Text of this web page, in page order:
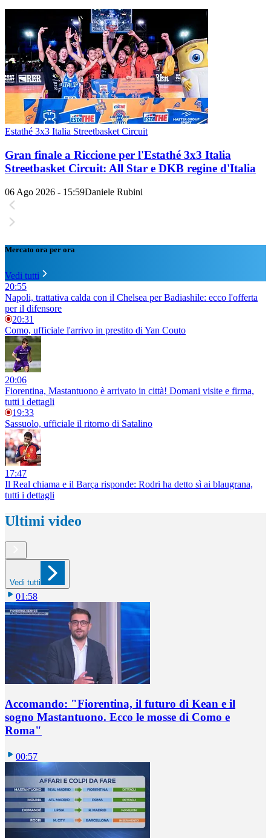
Estathé 3x3 Italia Streetbasket Circuit
Gran finale a Riccione per l'Estathé 3x3 Italia
Streetbasket Circuit: All Star e DKB regine d'Italia
06 Ago 2026 - 15:59Daniele Rubini
Mercato ora per ora
Vedi tutti
20:55
Napoli, trattativa calda con il Chelsea per Badiashile: ecco l'offerta
per il difensore
20:31
Como, ufficiale l'arrivo in prestito di Yan Couto
20:06
Fiorentina, Mastantuono è arrivato in città! Domani visite e firma,
tutti i dettagli
19:33
Sassuolo, ufficiale il ritorno di Satalino
17:47
Il Real chiama e il Barça risponde: Rodri ha detto sì ai blaugrana,
tutti i dettagli
Ultimi video
Vedi tutti
01:58
Accomando: "Fiorentina, il futuro di Kean e il
sogno Mastantuono. Ecco le mosse di Como e
Roma"
00:57